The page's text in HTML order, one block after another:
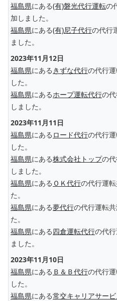
福島県にある(有)磐光代行運転の
加しました。
福島県にある(有)尼子代行の代行
ました。
2023年11月12日
福島県にある きずな代行の代行
した。
福島県にあるホープ運転代行の
しました。
2023年11月11日
福島県にある ロード代行の代行
した。
福島県にある株式会社トップの
しました。
福島県にある ＯＫ代行の代行運
た。
福島県にある夢代行の代行運転
た。
福島県にある四倉運転代行の代
ました。
2023年11月10日
福島県にある Ｂ＆Ｂ代行の代行
した。
福島県にある常交キャリアサー